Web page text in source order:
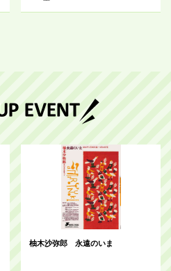
柚木沙弥郎 永遠のいま